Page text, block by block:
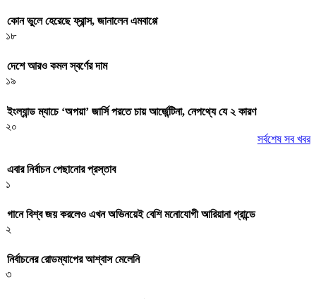
কোন ভুলে হেরেছে ফ্রান্স, জানালেন এমবাপ্পে
১৮
দেশে আরও কমল স্বর্ণের দাম
১৯
ইংল্যান্ড ম্যাচে ‘অপয়া’ জার্সি পরতে চায় আর্জেন্টিনা, নেপথ্যে যে ২ কারণ
২০
সর্বশেষ সব খবর
এবার নির্বাচন পেছানোর প্রস্তাব
১
গানে বিশ্ব জয় করলেও এখন অভিনয়েই বেশি মনোযোগী আরিয়ানা গ্রান্ডে
২
নির্বাচনের রোডম্যাপের আশ্বাস মেলেনি
৩